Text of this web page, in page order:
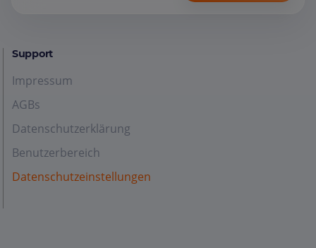
Support
Impressum
AGBs
Datenschutzerklärung
Benutzerbereich
Datenschutzeinstellungen